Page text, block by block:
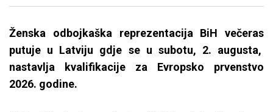
Ženska odbojkaška reprezentacija BiH večeras
putuje u Latviju gdje se u subotu, 2. augusta,
nastavlja kvalifikacije za Evropsko prvenstvo
2026. godine.